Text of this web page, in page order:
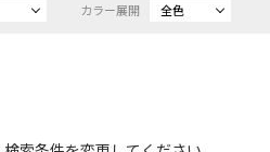
カラー展開 全色